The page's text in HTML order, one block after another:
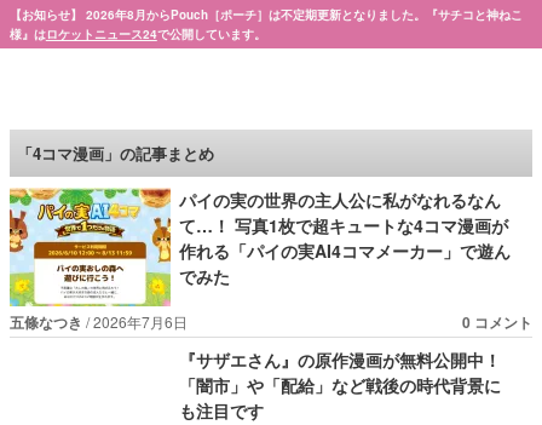
【お知らせ】 2026年8月からPouch［ポーチ］は不定期更新となりました。『サチコと神ねこ
様』はロケットニュース24で公開しています。
「4コマ漫画」の記事まとめ
パイの実の世界の主人公に私がなれるなん
て…！ 写真1枚で超キュートな4コマ漫画が
作れる「パイの実AI4コマメーカー」で遊ん
でみた
五條なつき 2026年7月6日 0 コメント
『サザエさん』の原作漫画が無料公開中！
「闇市」や「配給」など戦後の時代背景に
も注目です